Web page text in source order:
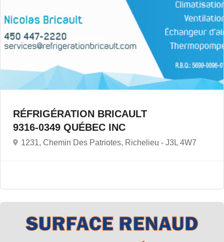
RÉFRIGÉRATION BRICAULT
9316-0349 QUÉBEC INC
1231, Chemin Des Patriotes, Richelieu - J3L 4W7